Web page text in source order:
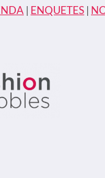
| ENQUETES |